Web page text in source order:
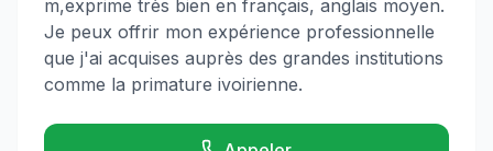
m,exprime très bien en français, anglais moyen.
Je peux offrir mon expérience professionnelle
que j'ai acquises auprès des grandes institutions
comme la primature ivoirienne.